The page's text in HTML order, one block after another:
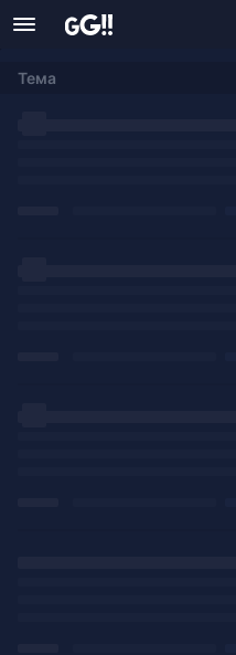
Тема